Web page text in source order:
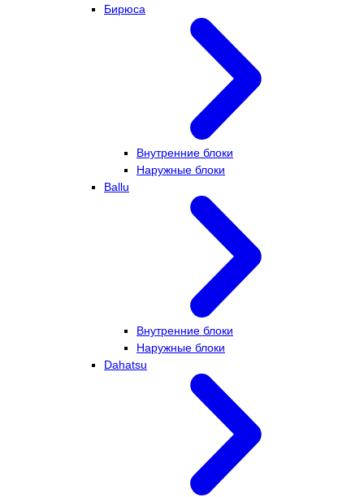
Бирюса
Внутренние блоки
Наружные блоки
Ballu
Внутренние блоки
Наружные блоки
Dahatsu